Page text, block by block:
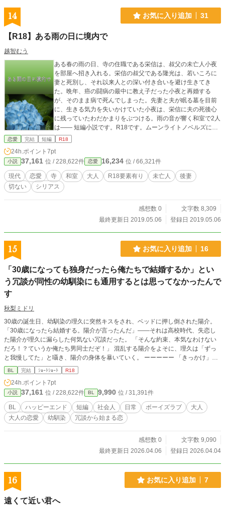
14 お気に入り追加 31
【R18】ある雨の日に境内で
越智むう
ある春の雨の日、寺の住職である栄信は、叔父の未亡人小夜
を部屋へ招き入れる。栄信の叔父である隆光は、若いころに
妻と死別し、それ以来人との深い付き合いを避け生きてき
た。晩年、癌の闘病の最中に教え子だった小夜と再婚する
が、そのまま病で死んでしまった。先妻と夫が眠る墓を目前
に、生きる気力を失いかけていた小夜は、栄信に夫の死後心
に残っていたわだかまりをぶつける。雨の音が響く和室で2人
は―― 短編小説です。R18です。ムーンライトノベルズにも
掲載しています。 ※表紙画像はPixabay様のフリー素材を使
恋愛 完結 短編 R18
24h.ポイント 7pt
小説 37,161 位 / 228,622件 恋愛 16,234 位 / 66,321件
現代 恋愛 寺 和室 大人 R18要素有り 未亡人
後妻
切ない
シリアス
感想数 0
文字数 8,309
最終更新日 2019.05.06
登録日 2019.05.06
15 お気に入り追加 16
「30歳になっても独身だったら俺たちで結婚するか」とい
う冗談が同性の幼馴染にも通用するとは思ってなかったんで
す
秋梨ミドリ
30歳の誕生日、幼馴染の理久に突然キスをされ、ベッドに押し倒された陽介。
「30歳になったら結婚する。陽介が言ったんだ」――それは高校時代、失恋し
た陽介が理久に漏らした何気ない冗談だった。 「そんな約束、本気なわけない
だろ！？ていうか俺たち男同士だぞ！」 混乱する陽介をよそに、理久は「ずっ
と我慢してた」と囁き、陽介の身体を暴いていく。 ーーーーー 「きっかけ」を
テーマにSSに挑戦してみました。 Aパターンは両片想い、Bパターンは攻→受片
想い(受けは完全に冗談で言ってるのに、攻めとしては言質取った！の勢いで無
理矢理囲い込むやつ)で、2つ書いてます。 ※AとBの2人は全くの別カプで、タ
イトルが一緒なだけなのでただの短編として読めます。 （一番上のあらすじはB
面）
BL 完結 ｼｮｰﾄｼｮｰﾄ R18
24h.ポイント 7pt
小説 37,161 位 / 228,622件 BL 9,990 位 / 31,391件
BL ハッピーエンド 短編 社会人 日常 ボーイズラブ
大人
大人の恋愛
幼馴染 冗談から始まる恋
感想数 0
文字数 9,090
最終更新日 2026.04.06
登録日 2026.04.04
16 お気に入り追加 7
遠くて近い君へ